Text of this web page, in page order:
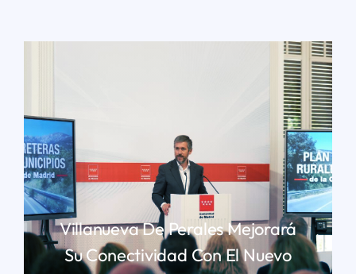
Villanueva De Perales Mejorará
Su Conectividad Con El Nuevo